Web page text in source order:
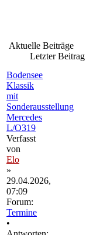
Aktuelle Beiträge
Letzter Beitrag
Bodensee
Klassik
mit
Sonderausstellung
Mercedes
L/O319
Verfasst
von
Elo
»
29.04.2026,
07:09
Forum:
Termine
•